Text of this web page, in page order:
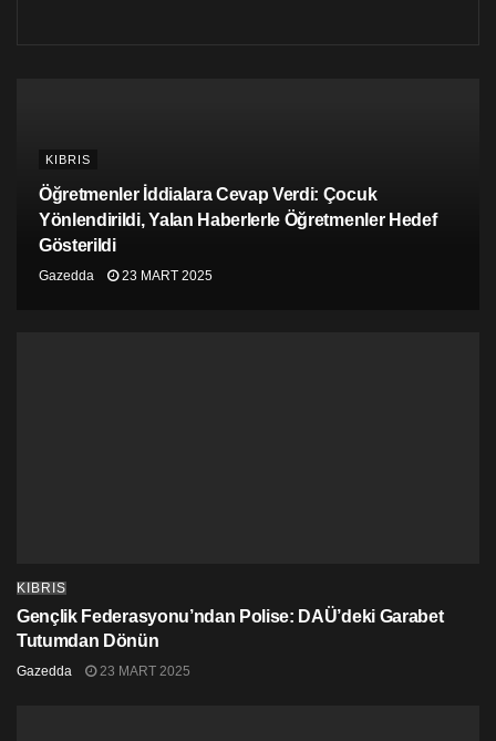
KIBRIS
Öğretmenler İddialara Cevap Verdi: Çocuk
Yönlendirildi, Yalan Haberlerle Öğretmenler Hedef
Gösterildi
Gazedda 23 MART 2025
KIBRIS
Gençlik Federasyonu’ndan Polise: DAÜ’deki Garabet
Tutumdan Dönün
Gazedda 23 MART 2025